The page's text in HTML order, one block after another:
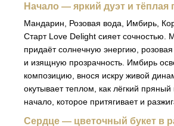
Начало — яркий дуэт и тёплая
Мандарин, Розовая вода, Имбирь,
Старт Love Delight сияет сочностью.
придаёт солнечную энергию,
и изящную прозрачность. Имбирь
композицию, внося искру живой
окутывает теплом, как лёгкий
начало, которое притягивает и
Сердце — цветочный букет в